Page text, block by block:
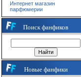
Интернет магазин
парфюмерии
Поиск фанфиков
Новые фанфики